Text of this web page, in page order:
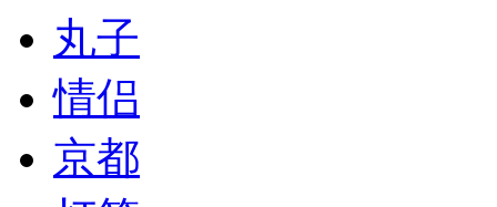
丸子
情侣
京都